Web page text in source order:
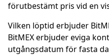
förutbestämt pris vid en
Vilken löptid erbjuder
BitMEX erbjuder eviga
utgångsdatum för fasta